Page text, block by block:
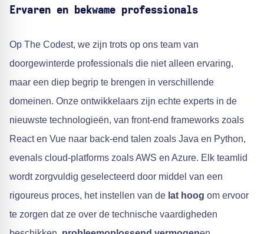
Ervaren en bekwame professionals
Op The Codest, we zijn trots op ons team van
doorgewinterde professionals die niet alleen ervaring,
maar een diep begrip te brengen in verschillende
domeinen. Onze ontwikkelaars zijn echte experts in de
nieuwste technologieën, van front-end frameworks zoals
React en Vue naar back-end talen zoals Java en Python,
evenals cloud-platforms zoals AWS en Azure. Elk teamlid
wordt zorgvuldig geselecteerd door middel van een
rigoureus proces, het instellen van de lat hoog om ervoor
te zorgen dat ze over de technische vaardigheden